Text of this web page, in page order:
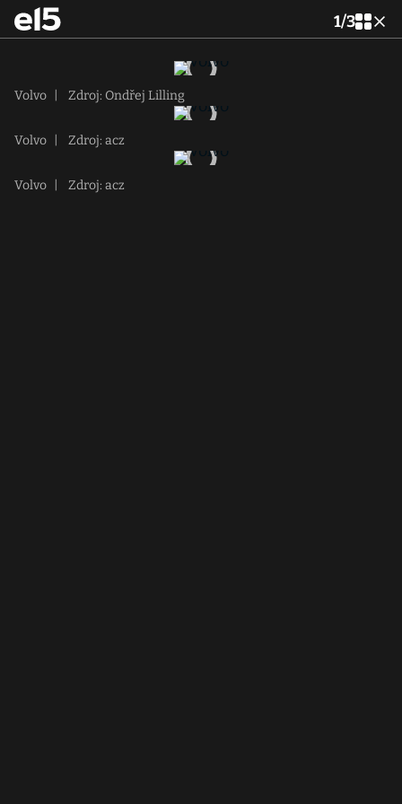
1/3
Volvo Zdroj: Ondřej Lilling
Volvo Zdroj: acz
Volvo Zdroj: acz